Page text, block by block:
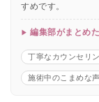
すめです。
編集部がまとめ
丁寧なカウンセリ
施術中のこまめな